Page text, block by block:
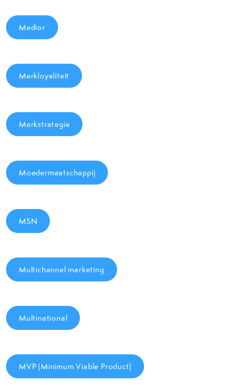
Medior
Merkloyaliteit
Merkstrategie
Moedermaatschappij
MSN
Multichannel marketing
Multinational
MVP (Minimum Viable Product)